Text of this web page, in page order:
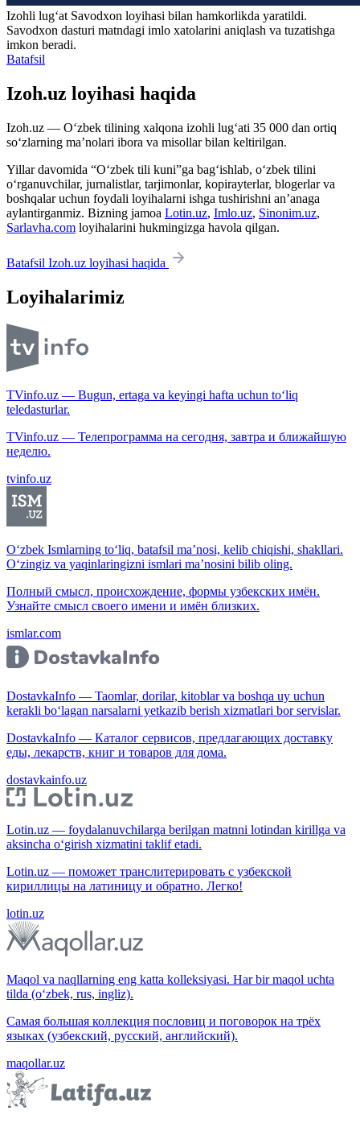
Izohli lugʻat Savodxon loyihasi bilan hamkorlikda yaratildi.
Savodxon dasturi matndagi imlo xatolarini aniqlash va tuzatishga
imkon beradi.
Batafsil
Izoh.uz loyihasi haqida
Izoh.uz — O‘zbek tilining xalqona izohli lug‘ati 35 000 dan ortiq
so‘zlarning ma’nolari ibora va misollar bilan keltirilgan.
Yillar davomida “O‘zbek tili kuni”ga bag‘ishlab, o‘zbek tilini
o‘rganuvchilar, jurnalistlar, tarjimonlar, kopirayterlar, blogerlar va
boshqalar uchun foydali loyihalarni ishga tushirishni an’anaga
aylantirganmiz. Bizning jamoa Lotin.uz, Imlo.uz, Sinonim.uz,
Sarlavha.com loyihalarini hukmingizga havola qilgan.
Batafsil Izoh.uz loyihasi haqida
Loyihalarimiz
TVinfo.uz — Bugun, ertaga va keyingi hafta uchun to‘liq
teledasturlar.
TVinfo.uz — Телепрограмма на сегодня, завтра и ближайшую
неделю.
tvinfo.uz
O‘zbek Ismlarning to‘liq, batafsil ma’nosi, kelib chiqishi, shakllari.
O‘zingiz va yaqinlaringizni ismlari ma’nosini bilib oling.
Полный смысл, происхождение, формы узбекских имён.
Узнайте смысл своего имени и имён близких.
ismlar.com
DostavkaInfo — Taomlar, dorilar, kitoblar va boshqa uy uchun
kerakli bo‘lagan narsalarni yetkazib berish xizmatlari bor servislar.
DostavkaInfo — Каталог сервисов, предлагающих доставку
еды, лекарств, книг и товаров для дома.
dostavkainfo.uz
Lotin.uz — foydalanuvchilarga berilgan matnni lotindan kirillga va
aksincha o‘girish xizmatini taklif etadi.
Lotin.uz — поможет транслитерировать с узбекской
кириллицы на латиницу и обратно. Легко!
lotin.uz
Maqol va naqllarning eng katta kolleksiyasi. Har bir maqol uchta
tilda (o‘zbek, rus, ingliz).
Самая большая коллекция пословиц и поговорок на трёх
языках (узбекский, русский, английский).
maqollar.uz